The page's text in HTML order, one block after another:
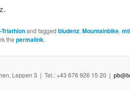
and tagged bludenz, Mountainbike,
the permalink.
Leppen 3 | Tel.: +43 676 926 15 20 |